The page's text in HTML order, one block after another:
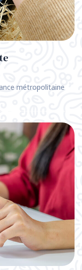
métropolitaine